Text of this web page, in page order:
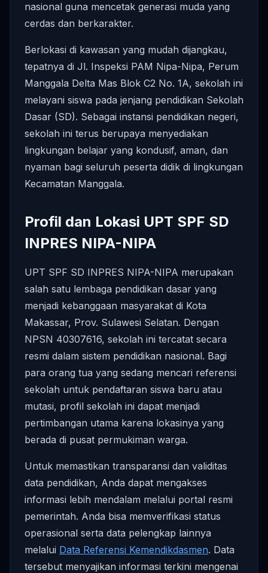
nasional guna mencetak generasi muda yang
cerdas dan berkarakter.
Berlokasi di kawasan yang mudah dijangkau,
tepatnya di Jl. Inspeksi PAM Nipa-Nipa, Perum
Manggala Delta Mas Blok C2 No. 1A, sekolah ini
melayani siswa pada jenjang pendidikan Sekolah
Dasar (SD). Sebagai instansi pendidikan negeri,
sekolah ini terus berupaya menyediakan
lingkungan belajar yang kondusif, aman, dan
nyaman bagi seluruh peserta didik di lingkungan
Kecamatan Manggala.
Profil dan Lokasi UPT SPF SD
INPRES NIPA-NIPA
UPT SPF SD INPRES NIPA-NIPA merupakan
salah satu lembaga pendidikan dasar yang
menjadi kebanggaan masyarakat di Kota
Makassar, Prov. Sulawesi Selatan. Dengan
NPSN 40307616, sekolah ini tercatat secara
resmi dalam sistem pendidikan nasional. Bagi
para orang tua yang sedang mencari referensi
sekolah untuk pendaftaran siswa baru atau
mutasi, profil sekolah ini dapat menjadi
pertimbangan utama karena lokasinya yang
berada di pusat permukiman warga.
Untuk memastikan transparansi dan validitas
data pendidikan, Anda dapat mengakses
informasi lebih mendalam melalui portal resmi
pemerintah. Anda bisa memverifikasi status
operasional serta data pelengkap lainnya
melalui Data Referensi Kemendikdasmen. Data
tersebut menyajikan informasi terkini mengenai